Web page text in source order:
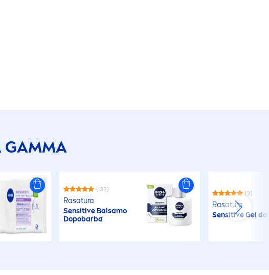
GAMMA
(132)
Rasatura
Sensitive Balsamo
Dopobarba
(2)
Rasatura
SensitiveGel